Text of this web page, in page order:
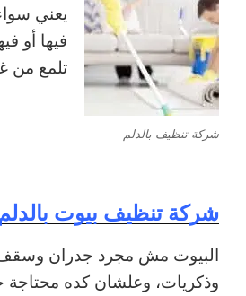
شركة تنظيف بالدلم
يعني
فيها أو
تلمع من
شركة تنظيف بيوت
البيوت مش مجرد جدران وسقف،
وذكريات، وعلشان كده محتاجة